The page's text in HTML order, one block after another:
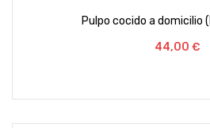
Pulpo cocido a domicilio
Preço
44,00 €